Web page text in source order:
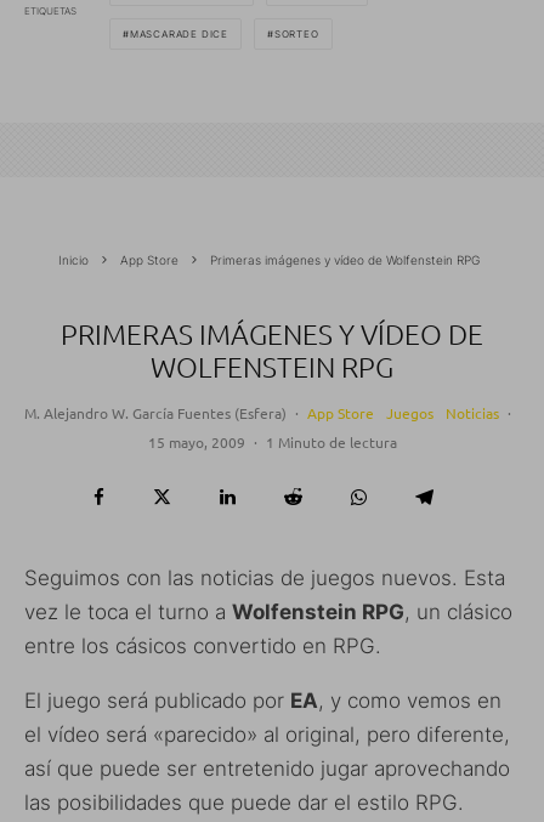
ETIQUETAS
MASCARADE DICE SORTEO
Inicio App Store Primeras imágenes y vídeo de Wolfenstein RPG
PRIMERAS IMÁGENES Y VÍDEO DE
WOLFENSTEIN RPG
M. Alejandro W. García Fuentes (Esfera) · App Store Juegos Noticias ·
15 mayo, 2009 · 1 Minuto de lectura
Seguimos con las noticias de juegos nuevos. Esta
vez le toca el turno a Wolfenstein RPG, un clásico
entre los cásicos convertido en RPG.
El juego será publicado por EA, y como vemos en
el vídeo será «parecido» al original, pero diferente,
así que puede ser entretenido jugar aprovechando
las posibilidades que puede dar el estilo RPG.